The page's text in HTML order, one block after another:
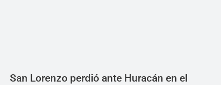
San Lorenzo perdió ante Huracán en el